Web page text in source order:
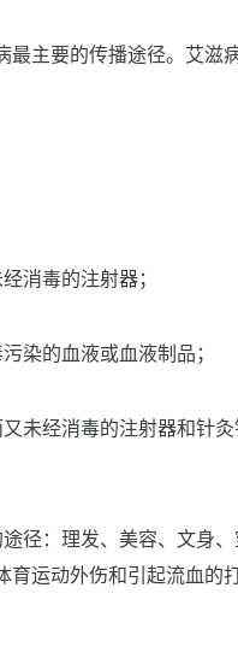
主要的传播途径。艾滋
消毒的注射器；
染的血液或血液制品；
又未经消毒的注射器和针
途径：理发、美容、文身
育运动外伤和引起流血